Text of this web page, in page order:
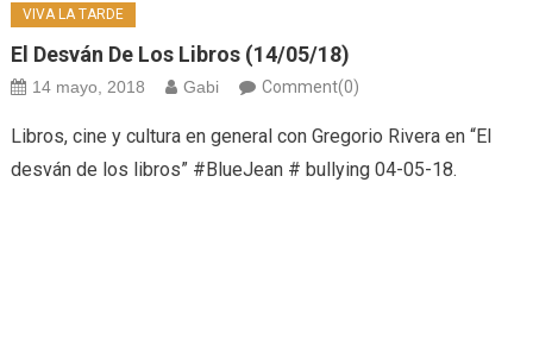
VIVA LA TARDE
El Desván De Los Libros (14/05/18)
14 mayo, 2018 Gabi Comment(0)
Libros, cine y cultura en general con Gregorio Rivera en “El
desván de los libros” #BlueJean # bullying 04-05-18.